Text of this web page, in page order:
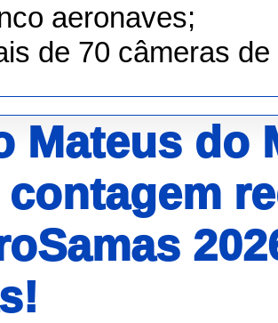
aeronaves;
de 70 câmeras
Mateus do
contagem